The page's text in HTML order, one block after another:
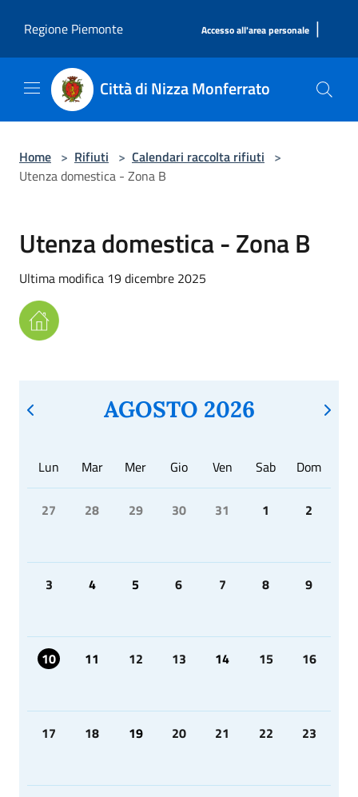
Regione Piemonte
Accesso all'area personale |
Città di Nizza Monferrato
Home > Rifiuti > Calendari raccolta rifiuti >
Utenza domestica - Zona B
Utenza domestica - Zona B
Ultima modifica 19 dicembre 2025
AGOSTO 2026
Lun Mar Mer Gio Ven Sab Dom
27 28 29 30 31 1 2
3 4 5 6 7 8 9
10 11 12 13 14 15 16
17 18 19 20 21 22 23